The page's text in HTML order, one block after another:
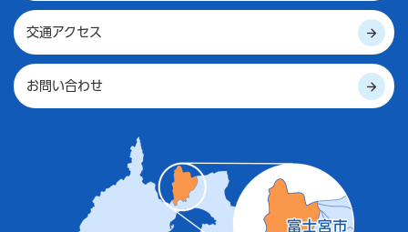
交通アクセス
お問い合わせ